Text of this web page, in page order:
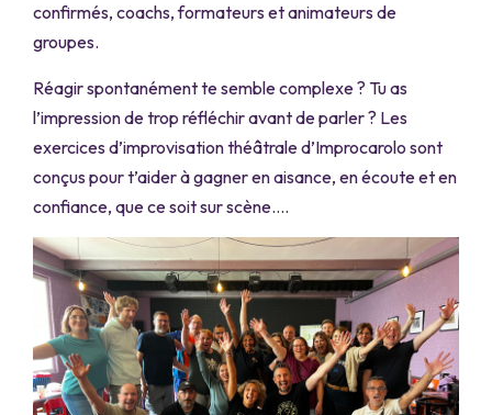
confirmés, coachs, formateurs et animateurs de
groupes.
Réagir spontanément te semble complexe ? Tu as
l’impression de trop réfléchir avant de parler ? Les
exercices d’improvisation théâtrale d’Improcarolo sont
conçus pour t’aider à gagner en aisance, en écoute et en
confiance, que ce soit sur scène….